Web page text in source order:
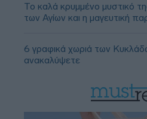
Το καλά κρυμμένο μυστικό
των Αγίων και η μαγευτική
6 γραφικά χωριά των
ανακαλύψετε